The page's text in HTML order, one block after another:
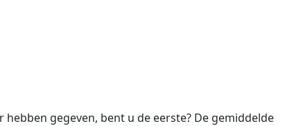
gegeven, bent u de eerste? De gemiddelde